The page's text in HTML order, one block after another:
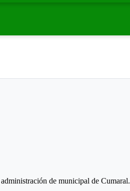
de municipal de Cumaral.